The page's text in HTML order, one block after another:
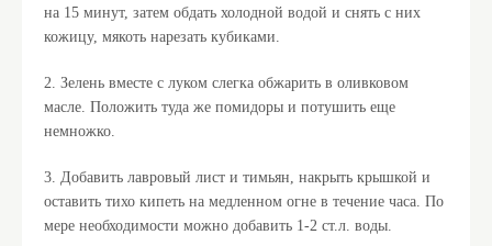
на 15 минут, затем обдать холодной водой и снять с них
кожицу, мякоть нарезать кубиками.
2. Зелень вместе с луком слегка обжарить в оливковом
масле. Положить туда же помидоры и потушить еще
немножко.
3. Добавить лавровый лист и тимьян, накрыть крышкой и
оставить тихо кипеть на медленном огне в течение часа. По
мере необходимости можно добавить 1-2 ст.л. воды.